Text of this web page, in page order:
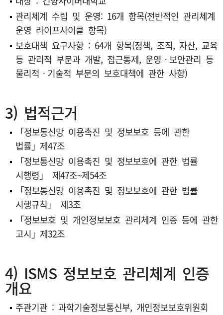
관리체계 수립 및 운영: 16개 항목(전반적인 관리체계
운영 라이프사이클 항목)
보호대책 요구사항 : 64개 항목(정책, 조직, 자산, 교육
등 관리적 부문과 개발, 접근통제, 운영ㆍ보안관리 등
물리적ㆍ기술적 부문의 보호대책에 관한 사항)
3) 법적근거
「정보통신망 이용촉진 및 정보보호 등에 관한
법률」제47조
「정보통신망 이용촉진 및 정보보호에 관한 법률
시행령」 제47조~제54조
「정보통신망 이용촉진 및 정보보호에 관한 법률
시행규칙」 제3조
「정보보호 및 개인정보보호 관리체계 인증 등에 관한
고시」제32조
4) ISMS 정보보호 관리체계 인증
개요
주관기관 : 과학기술정보통신부, 개인정보보호위원회